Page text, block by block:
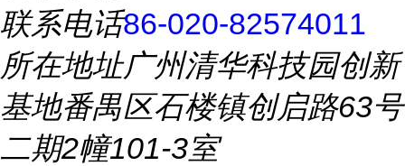
联系电话86-020-82574011
所在地址广州清华科技园创新
基地番禺区石楼镇创启路63号
二期2幢101-3室